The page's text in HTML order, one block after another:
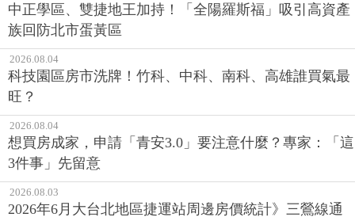
中正學區、雙捷地王加持！「全陽羅斯福」吸引高資產
族回防北市蛋黃區
2026.08.04
科技園區房市洗牌！竹科、中科、南科、高雄誰買氣最
旺？
2026.08.04
想買房成家，申請「青安3.0」要注意什麼？專家：「這
3件事」先留意
2026.08.03
2026年6月大台北地區捷運站周邊房價統計》三鶯線通